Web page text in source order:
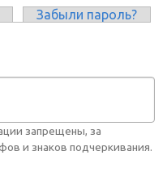
Забыли пароль?
запрещены, за
и знаков подчеркивания.